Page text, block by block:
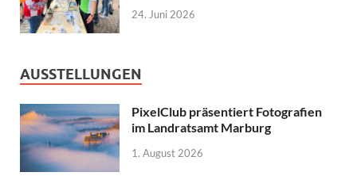
24. Juni 2026
AUSSTELLUNGEN
PixelClub präsentiert Fotografien
im Landratsamt Marburg
1. August 2026